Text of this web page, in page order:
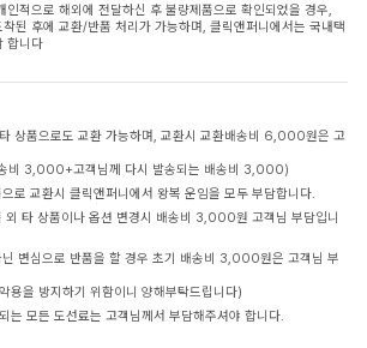
적으로 해외에 전달하신 후 불량제품으로 확인되었을 경우,
된 후에 교환/반품 처리가 가능하며, 클릭앤퍼니에서는 국내택
합니다
상품으로도 교환 가능하며, 교환시 교환배송비 6,000원은 고
비 3,000+고객님께 다시 발송되는 배송비 3,000)
로 교환시 클릭앤퍼니에서 왕복 운임을 모두 부담합니다.
외 타 상품이나 옵션 변경시 배송비 3,000원 고객님 부담입니
닌 변심으로 반품을 할 경우 초기 배송비 3,000원은 고객님 부
용을 방지하기 위함이니 양해부탁드립니다)
는 모든 도선료는 고객님께서 부담해주셔야 합니다.